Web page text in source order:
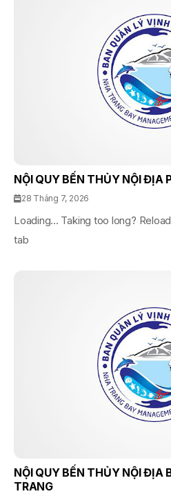
NỘI QUY BẾN THỦY NỘI ĐỊA
28 Tháng 7, 2026
Loading... Taking too long?
tab
NỘI QUY BẾN THỦY NỘI ĐỊA
TRANG